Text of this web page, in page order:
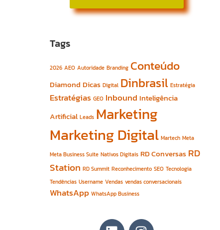
Tags
2026 AEO Autoridade Branding Conteúdo
Diamond Dicas Digital Dinbrasil Estratégia
Estratégias GEO Inbound Inteligência
Artificial Leads Marketing
Marketing Digital Martech Meta
Meta Business Suite Nativos Digitais RD Conversas RD
Station RD Summit Reconhecimento SEO Tecnologia
Tendências Username Vendas vendas conversacionais
WhatsApp WhatsApp Business